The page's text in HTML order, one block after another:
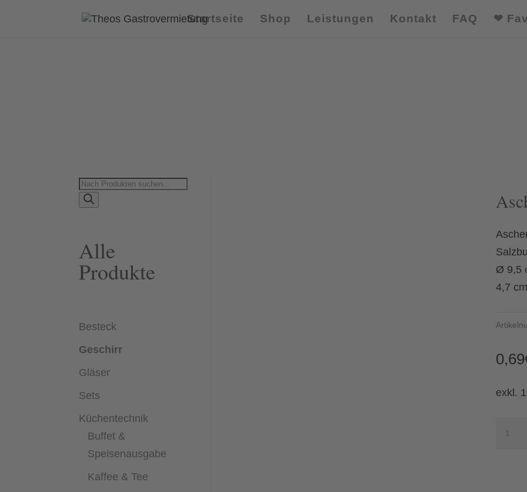
Startseite Shop Leistungen Kontakt FAQ ❤
Products
search
Alle
Produkte
Besteck
Geschirr
Gläser
Sets
Küchentechnik
Buffet &
Speisenausgabe
Kaffee & Tee
Ø 9,5
4,7
0,69
exkl.